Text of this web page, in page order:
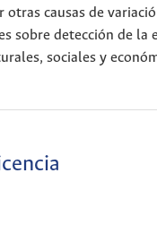
causas de
sobre detección de la
sociales y